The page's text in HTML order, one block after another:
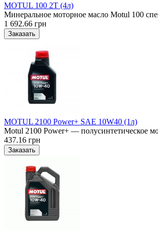
MOTUL 100 2T (4л)
Минеральное моторное масло Motul 100
1 692.66 грн
MOTUL 2100 Power+ SAE 10W40 (1л)
Motul 2100 Power+ — полусинтетическое
437.16 грн